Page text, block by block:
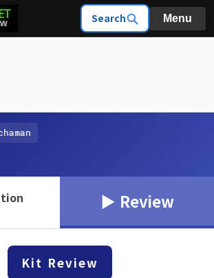
Search Menu
▶ Review
Kit Review